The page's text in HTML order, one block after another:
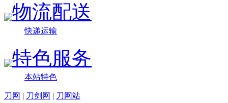
物流配送
快递运输
特色服务
本站特色
刀网 | 刀剑网 | 刀网站